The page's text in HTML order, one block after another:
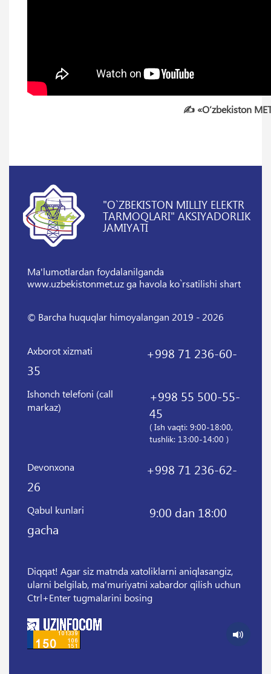
✍️ «O‘zbekiston
"O`ZBEKISTON MILLIY ELEKTR
TARMOQLARI" AKSIYADORLIK
JAMIYATI
Ma'lumotlardan foydalanilganda
www.uzbekistonmet.uz ga havola ko`rsatilishi shart
© Barcha huquqlar himoyalangan 2019 - 2026
Axborot xizmati
+998 71 236-60-
35
Ishonch telefoni (call
markaz)
+998 55 500-55-
45
( Ish vaqti: 9:00-18:00,
tushlik: 13:00-14:00 )
Devonxona
+998 71 236-62-
26
Qabul kunlari
9:00 dan 18:00
gacha
Diqqat! Agar siz matnda xatoliklarni aniqlasangiz,
ularni belgilab, ma'muriyatni xabardor qilish uchun
Ctrl+Enter tugmalarini bosing